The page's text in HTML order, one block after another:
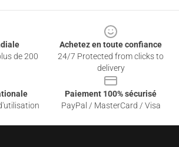
de 200
Achetez en toute confiance
24/7 Protected from clicks to
delivery
Paiement 100% sécurisé
PayPal / MasterCard / Visa